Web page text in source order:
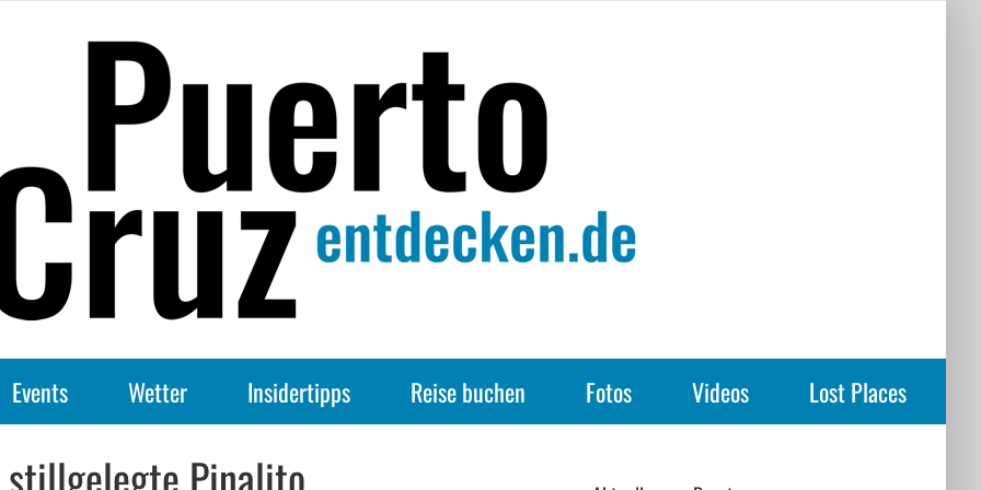
Events Wetter Insidertipps Reise buchen Fotos Videos Lost Places